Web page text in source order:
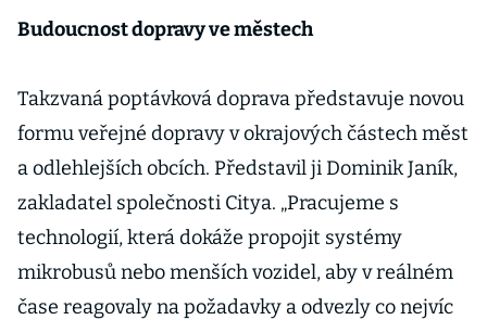
Budoucnost dopravy ve městech
Takzvaná poptávková doprava představuje novou
formu veřejné dopravy v okrajových částech měst
a odlehlejších obcích. Představil ji Dominik Janík,
zakladatel společnosti Citya. „Pracujeme s
technologií, která dokáže propojit systémy
mikrobusů nebo menších vozidel, aby v reálném
čase reagovaly na požadavky a odvezly co nejvíc